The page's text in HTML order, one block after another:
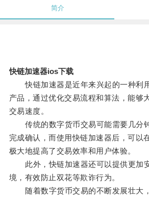
简介
快链加速器ios下载
快链加速器是近年来兴起的一种利
产品，通过优化交易流程和算法，能够
交易速度。
传统的数字货币交易可能需要几分
完成确认，而使用快链加速器后，可以
极大地提高了交易效率和用户体验。
此外，快链加速器还可以提供更加
境，有效防止双花等欺诈行为。
随着数字货币交易的不断发展壮大